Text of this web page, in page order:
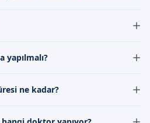
hizmeti için, uzman
İletişim kanallarımız
ücretleri çocuğun yaşına,
detaylı bilgi alabilirsiniz.
lokal anestezi uygulanır, böylece
yapılmalı?
uygun yaş doktorumuz
ne kadar?